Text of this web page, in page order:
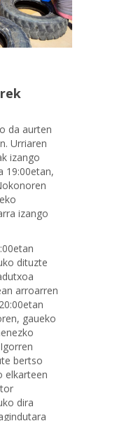
da aurten
Urriaren
izango
19:00etan,
izango
dituzte
arroarren
gaueko
bertso
elkarteen
dira